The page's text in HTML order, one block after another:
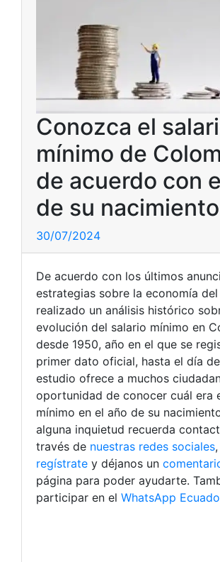
Conozca el
mínimo de
de acuerdo con
de su nacimiento
30/07/2024
De acuerdo con los últimos
estrategias sobre la economía del
realizado un análisis histórico
evolución del salario mínimo en
desde 1950, año en el que se
primer dato oficial, hasta el día
estudio ofrece a muchos
oportunidad de conocer cuál era
mínimo en el año de su
alguna inquietud recuerda
través de nuestras redes sociales
regístrate y déjanos un
página para poder ayudarte.
participar en el WhatsApp